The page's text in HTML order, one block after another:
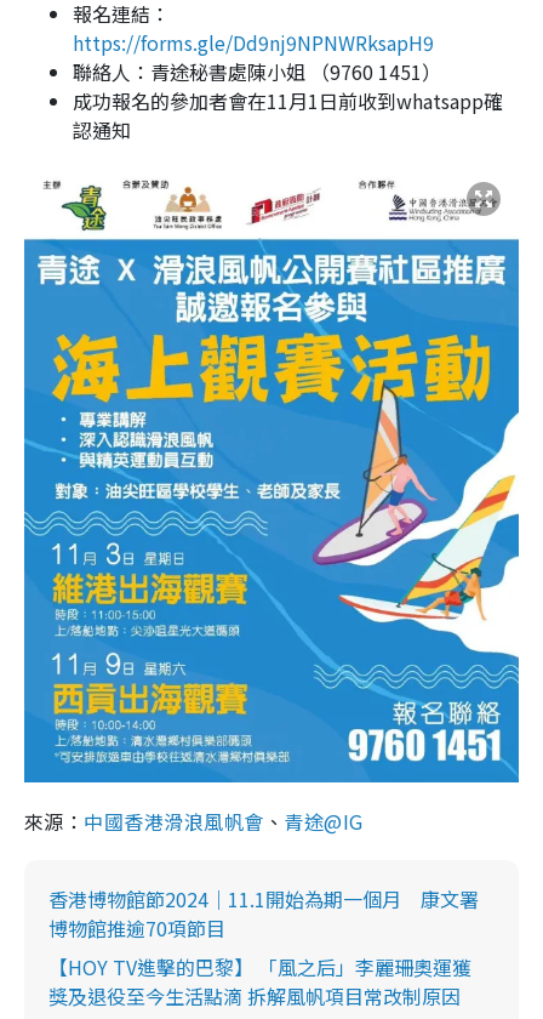
報名連結：
https://forms.gle/Dd9nj9NPNWRksapH9
聯絡人：青途秘書處陳小姐 （9760 1451）
成功報名的參加者會在11月1日前收到whatsapp確
認通知
來源： 中國香港滑浪風帆會 、 青途@IG
香港博物館節2024｜11.1開始為期一個月 康文署
博物館推逾70項節目
【HOY TV進擊的巴黎】 「風之后」李麗珊奧運獲
獎及退役至今生活點滴 拆解風帆項目常改制原因